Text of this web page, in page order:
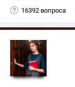
16392 вопроса